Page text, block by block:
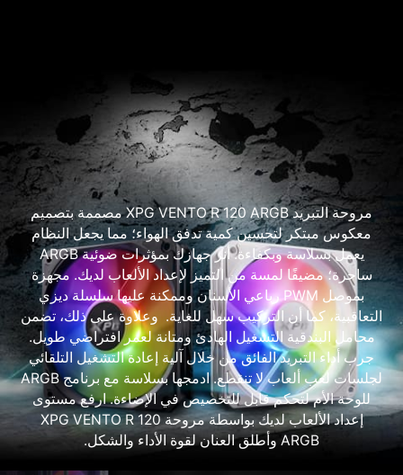
مروحة التبريد XPG VENTO R 120 ARGB مصممة بتصميم
معكوس مبتكر لتحسين كمية تدفق الهواء؛ مما يجعل النظام
يعمل بسلاسة وبكفاءة. أنر جهازك بمؤثرات ضوئية ARGB
ساحرة؛ مضيفًا لمسة من التميز لإعداد الألعاب لديك. مجهزة
بموصل PWM رباعي الأسنان وممكنة عليها سلسلة ديزي
التعاقبية، كما أن التركيب سهل للغاية. وعلاوة على ذلك، تضمن
محامل البندقية التشغيل الهادئ ومتانة لعمر افتراضي طويل.
جرب أداء التبريد الفائق من خلال آلية إعادة التشغيل التلقائي
لجلسات لعب ألعاب لا تنقطع. ادمجها بسلاسة مع برنامج ARGB
للوحة الأم لتحكم قابل للتخصيص في الإضاءة. ارفع مستوى
إعداد الألعاب لديك بواسطة مروحة XPG VENTO R 120
ARGB وأطلق العنان لقوة الأداء والشكل.